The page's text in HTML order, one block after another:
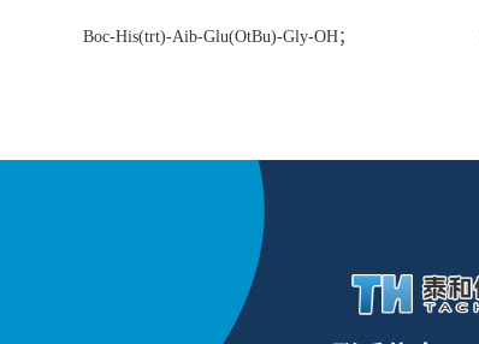
Boc-His(trt)-Aib-Glu(OtBu)-Gly-OH；